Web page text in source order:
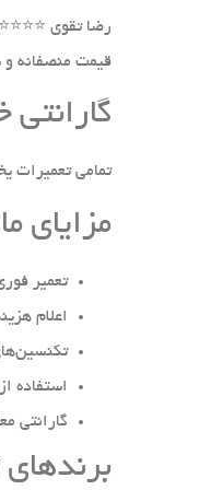
رضا تقوی ⭐⭐⭐⭐
قیمت منصفانه و
تمامی تعمیرات
مزایای
تعمیر
اعلام
استفاده
گارانتی